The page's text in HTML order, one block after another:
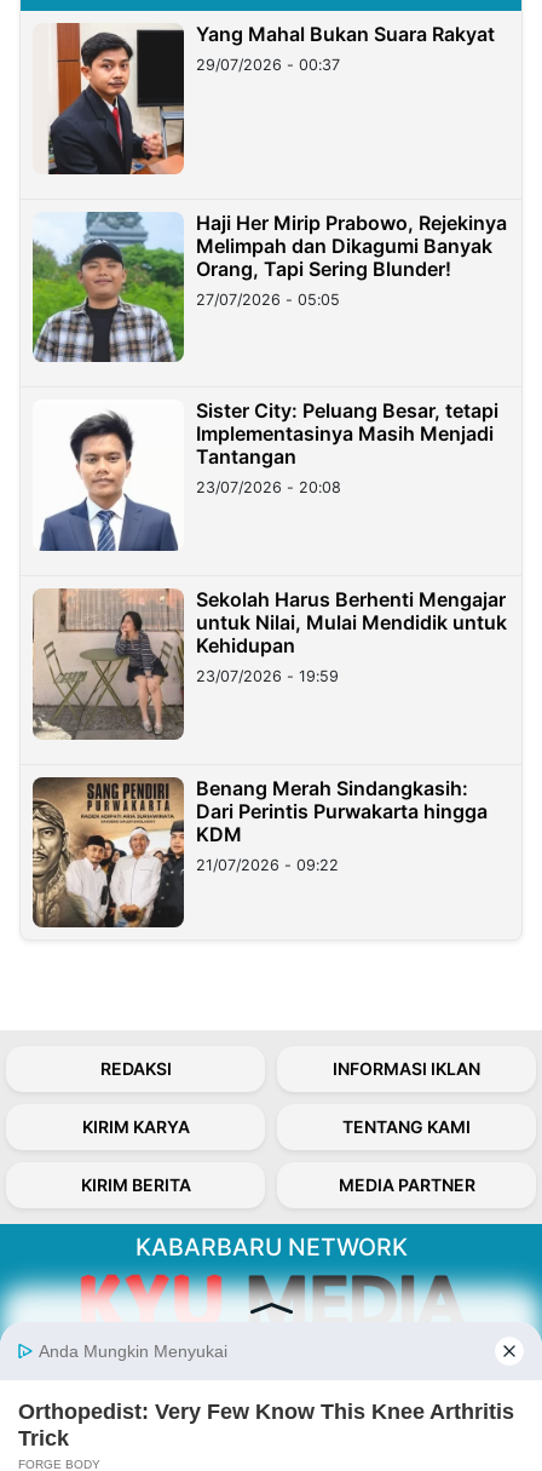
Yang Mahal Bukan Suara Rakyat
29/07/2026 - 00:37
Haji Her Mirip Prabowo, Rejekinya
Melimpah dan Dikagumi Banyak
Orang, Tapi Sering Blunder!
27/07/2026 - 05:05
Sister City: Peluang Besar, tetapi
Implementasinya Masih Menjadi
Tantangan
23/07/2026 - 20:08
Sekolah Harus Berhenti Mengajar
untuk Nilai, Mulai Mendidik untuk
Kehidupan
23/07/2026 - 19:59
Benang Merah Sindangkasih:
Dari Perintis Purwakarta hingga
KDM
21/07/2026 - 09:22
REDAKSI INFORMASI IKLAN
KIRIM KARYA TENTANG KAMI
KIRIM BERITA MEDIA PARTNER
KABARBARU NETWORK